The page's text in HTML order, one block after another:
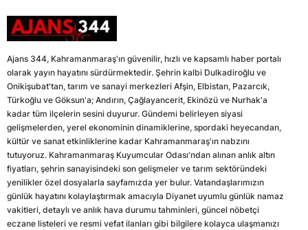
Ajans 344, Kahramanmaraş'ın güvenilir, hızlı ve kapsamlı haber portalı
olarak yayın hayatını sürdürmektedir. Şehrin kalbi Dulkadiroğlu ve
Onikişubat'tan, tarım ve sanayi merkezleri Afşin, Elbistan, Pazarcık,
Türkoğlu ve Göksun'a; Andırın, Çağlayancerit, Ekinözü ve Nurhak'a
kadar tüm ilçelerin sesini duyurur. Gündemi belirleyen siyasi
gelişmelerden, yerel ekonominin dinamiklerine, spordaki heyecandan,
kültür ve sanat etkinliklerine kadar Kahramanmaraş'ın nabzını
tutuyoruz. Kahramanmaraş Kuyumcular Odası'ndan alınan anlık altın
fiyatları, şehrin sanayisindeki son gelişmeler ve tarım sektöründeki
yenilikler özel dosyalarla sayfamızda yer bulur. Vatandaşlarımızın
günlük hayatını kolaylaştırmak amacıyla Diyanet uyumlu günlük namaz
vakitleri, detaylı ve anlık hava durumu tahminleri, güncel nöbetçi
eczane listeleri ve resmi vefat ilanları gibi bilgilere kolayca ulaşmanızı